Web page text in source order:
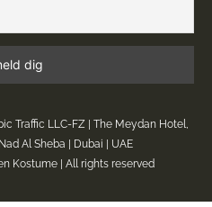
Traffic LLC-FZ | The Meydan Hotel,
Al Sheba | Dubai | UAE
Kostume | All rights reserved